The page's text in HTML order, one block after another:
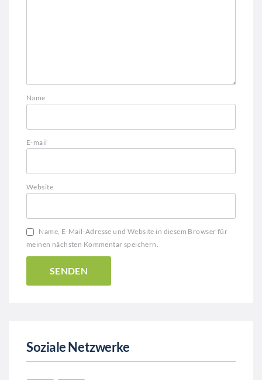
Name
E-mail
Website
Name, E-Mail-Adresse und Website in diesem Browser für
meinen nächsten Kommentar speichern.
Soziale Netzwerke